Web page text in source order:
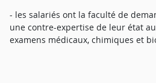
- les salariés ont la faculté de
une contre-expertise de leur état
examens médicaux, chimiques et